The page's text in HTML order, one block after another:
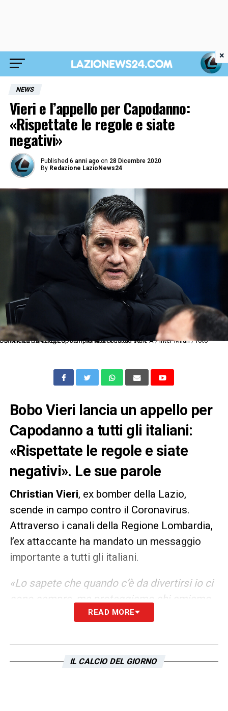
NEWS
Vieri e l’appello per Capodanno:
«Rispettate le regole e siate
negativi»
Published 6 anni ago on 28 Dicembre 2020
By Redazione LazioNews24
Db Milano 09/02/2020 - campionato di calcio serie A / Inter-Milan / foto Daniele Buffa/Image Sport nella foto: Cristian Vieri
Bobo Vieri lancia un appello per
Capodanno a tutti gli italiani:
«Rispettate le regole e siate
negativi». Le sue parole
Christian Vieri, ex bomber della Lazio,
scende in campo contro il Coronavirus.
Attraverso i canali della Regione Lombardia,
l’ex attaccante ha mandato un messaggio
importante a tutti gli italiani.
«Lo sapete che quando c’è da divertirsi io ci
sono sempre, ma proteggiamo chi amiamo.
Indossate la mascherina, rispettate le
voi»ha dichiarato ilgiocatore ex Lazio.
READ MORE
IL CALCIO DEL GIORNO
×